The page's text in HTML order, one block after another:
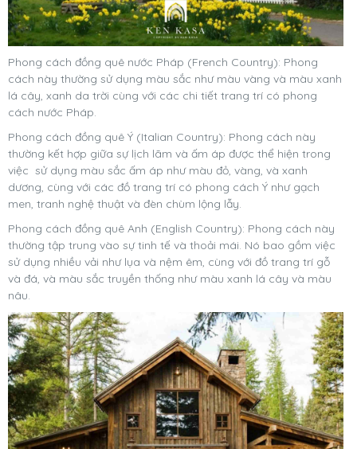
Phong cách đồng quê nước Pháp (French Country): Phong
cách này thường sử dụng màu sắc như màu vàng và màu xanh
lá cây, xanh da trời cùng với các chi tiết trang trí có phong
cách nước Pháp.
Phong cách đồng quê Ý (Italian Country): Phong cách này
thường kết hợp giữa sự lịch lãm và ấm áp được thể hiện trong
việc sử dụng màu sắc ấm áp như màu đỏ, vàng, và xanh
dương, cùng với các đồ trang trí có phong cách Ý như gạch
men, tranh nghệ thuật và đèn chùm lộng lẫy.
Phong cách đồng quê Anh (English Country): Phong cách này
thường tập trung vào sự tinh tế và thoải mái. Nó bao gồm việc
sử dụng nhiều vải như lụa và nệm êm, cùng với đồ trang trí gỗ
và đá, và màu sắc truyền thống như màu xanh lá cây và màu
nâu.